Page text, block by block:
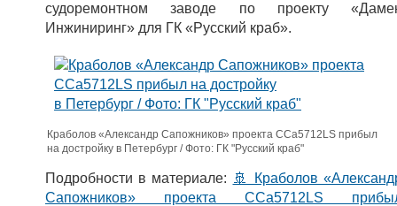
судоремонтном заводе по проекту
Инжиниринг» для ГК «Русский краб».
Краболов «Александр Сапожников» проекта CCa5712LS прибыл
на достройку в Петербург / Фото: ГК "Русский краб"
Подробности в материале:
🚢 Краболов
Сапожников» проекта CCa5712LS